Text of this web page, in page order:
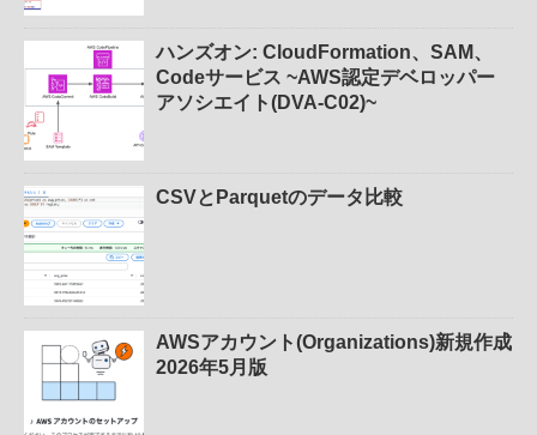
ハンズオン: CloudFormation、SAM、
Codeサービス ~AWS認定デベロッパー
アソシエイト(DVA-C02)~
CSVとParquetのデータ比較
AWSアカウント(Organizations)新規作成
2026年5月版